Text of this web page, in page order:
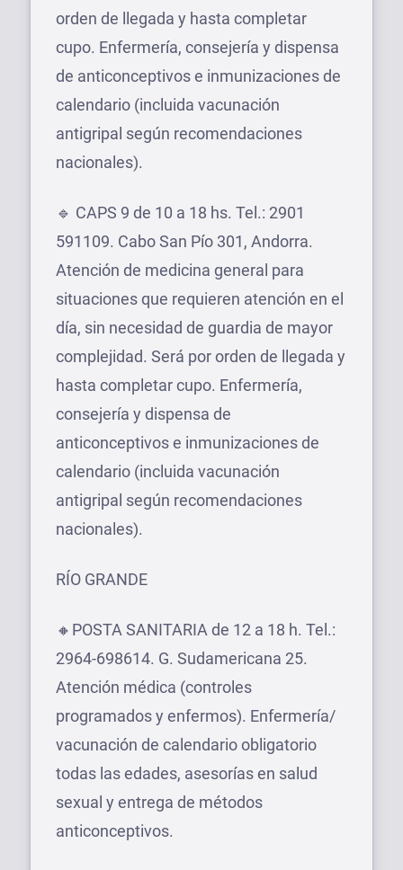
orden de llegada y hasta completar
cupo. Enfermería, consejería y dispensa
de anticonceptivos e inmunizaciones de
calendario (incluida vacunación
antigripal según recomendaciones
nacionales).
🔹 CAPS 9 de 10 a 18 hs. Tel.: 2901
591109. Cabo San Pío 301, Andorra.
Atención de medicina general para
situaciones que requieren atención en el
día, sin necesidad de guardia de mayor
complejidad. Será por orden de llegada y
hasta completar cupo. Enfermería,
consejería y dispensa de
anticonceptivos e inmunizaciones de
calendario (incluida vacunación
antigripal según recomendaciones
nacionales).
RÍO GRANDE
🔸POSTA SANITARIA de 12 a 18 h. Tel.:
2964-698614. G. Sudamericana 25.
Atención médica (controles
programados y enfermos). Enfermería/
vacunación de calendario obligatorio
todas las edades, asesorías en salud
sexual y entrega de métodos
anticonceptivos.